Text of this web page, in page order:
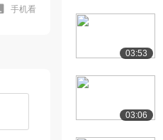
手机看
03:53
03:06